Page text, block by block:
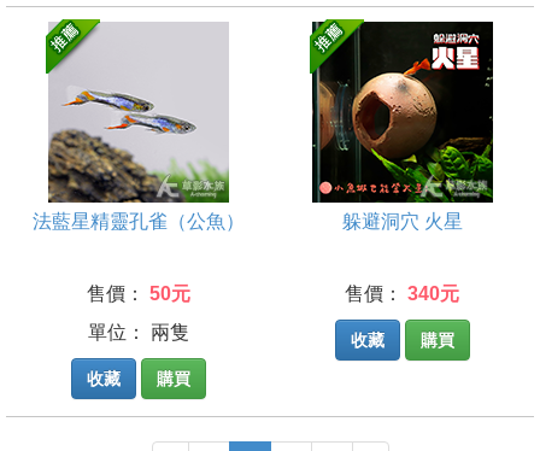
法藍星精靈孔雀（公魚）
售價：
50元
單位： 兩隻
收藏 購買
躲避洞穴 火星
售價： 340元
收藏 購買